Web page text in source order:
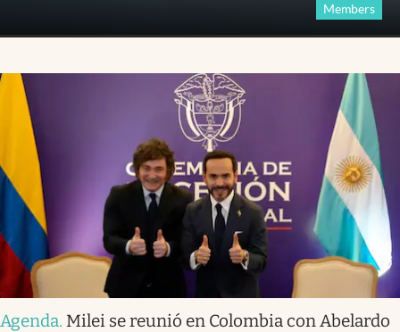
Members
Agenda. Milei se reunió en Colombia con Abelardo